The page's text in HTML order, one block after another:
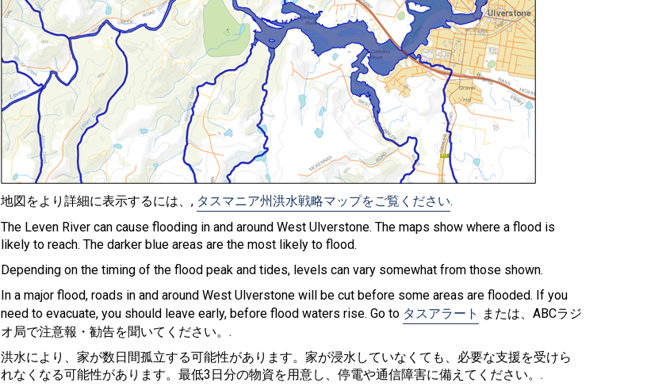
地図をより詳細に表示するには、, タスマニア州洪水戦略マップをご覧ください.
The Leven River can cause flooding in and around West Ulverstone. The maps show where a flood is
likely to reach. The darker blue areas are the most likely to flood.
Depending on the timing of the flood peak and tides, levels can vary somewhat from those shown.
In a major flood, roads in and around West Ulverstone will be cut before some areas are flooded. If you
need to evacuate, you should leave early, before flood waters rise. Go to タスアラート または、ABCラジ
オ局で注意報・勧告を聞いてください。.
洪水により、家が数日間孤立する可能性があります。家が浸水していなくても、必要な支援を受けら
れなくなる可能性があります。最低3日分の物資を用意し、停電や通信障害に備えてください。.